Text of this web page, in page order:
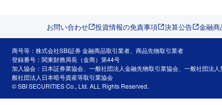
お問い合わせ 投資情報の免責事項 決算公告 金融
商号等：株式会社SBI証券 金融商品取引業者、商品先物取引業者
登録番号：関東財務局長（金商）第44号
加入協会：日本証券業協会、一般社団法人金融先物取引業協会、一般社団法
般社団法人日本暗号資産等取引業協会
© SBI SECURITIES Co., Ltd. ALL Rights Reserved.